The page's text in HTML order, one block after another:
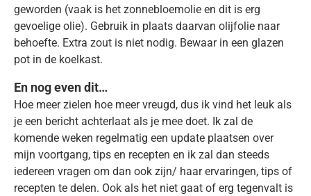
geworden (vaak is het zonnebloemolie en dit is erg
gevoelige olie). Gebruik in plaats daarvan olijfolie naar
behoefte. Extra zout is niet nodig. Bewaar in een glazen
pot in de koelkast.
En nog even dit…
Hoe meer zielen hoe meer vreugd, dus ik vind het leuk als
je een bericht achterlaat als je mee doet. Ik zal de
komende weken regelmatig een update plaatsen over
mijn voortgang, tips en recepten en ik zal dan steeds
iedereen vragen om dan ook zijn/ haar ervaringen, tips of
recepten te delen. Ook als het niet gaat of erg tegenvalt is